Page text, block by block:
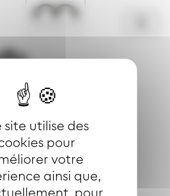
cookies
site utilise des
pour
votre
ainsi que,
pour
Infos trafic
trafic